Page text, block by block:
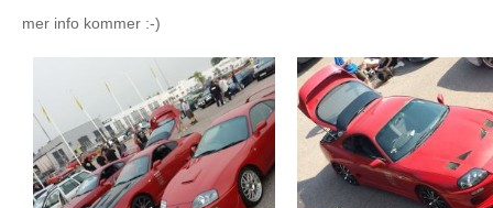
mer info kommer :-)